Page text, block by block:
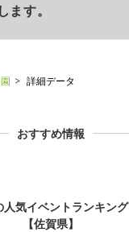
す。
詳細データ
おすすめ情報
人気イベントランキング
【佐賀県】